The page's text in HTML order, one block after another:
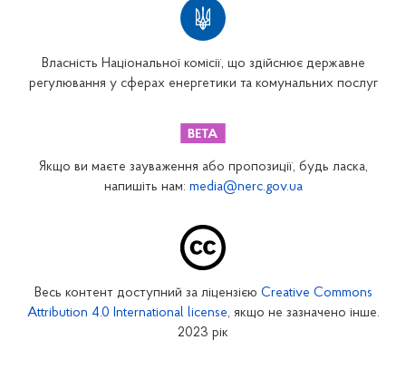
Власність Національної комісії, що здійснює державне
регулювання у сферах енергетики та комунальних послуг
Якщо ви маєте зауваження або пропозиції, будь ласка,
напишіть нам: media@nerc.gov.ua
Весь контент доступний за ліцензією Creative Commons
Attribution 4.0 International license, якщо не зазначено інше.
2023 рік